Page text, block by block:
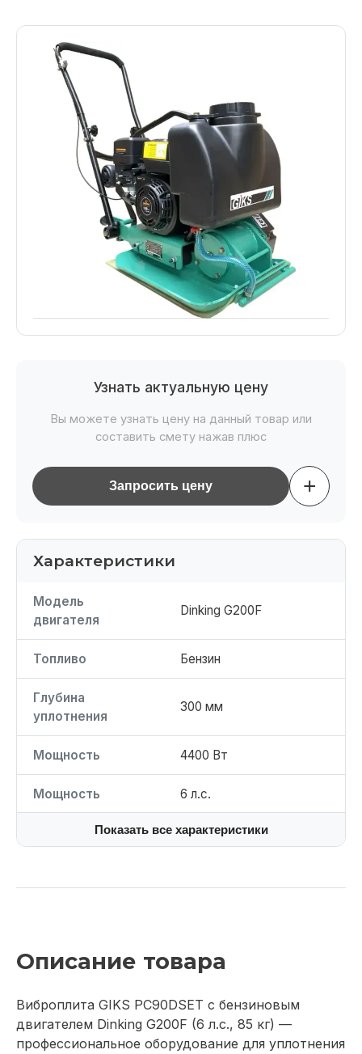
Узнать актуальную цену
Вы можете узнать цену на данный товар или
составить смету нажав плюс
Запросить цену +
Характеристики
Модель
двигателя
Dinking G200F
Топливо Бензин
Глубина
уплотнения
300 мм
Мощность 4400 Вт
Мощность 6 л.с.
Показать все характеристики
Описание товара
Виброплита GIKS PC90DSET с бензиновым
двигателем Dinking G200F (6 л.с., 85 кг) —
профессиональное оборудование для уплотнения